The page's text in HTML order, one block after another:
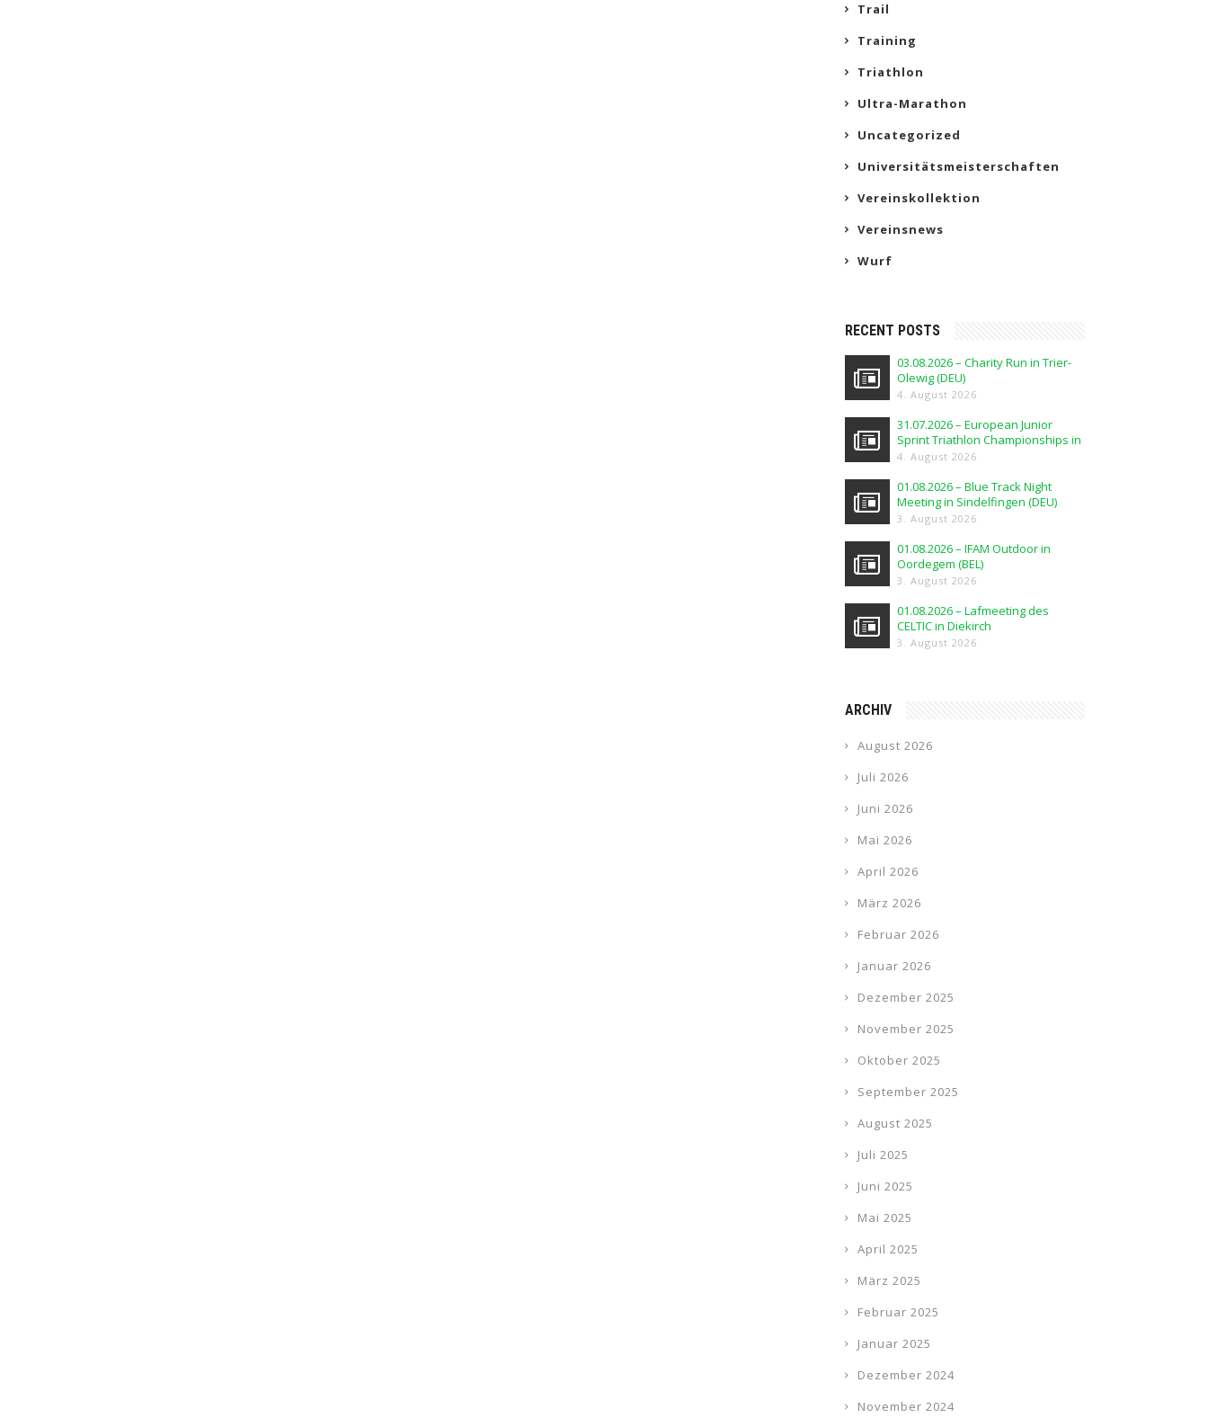
Trail
Training
Triathlon
Ultra-Marathon
Uncategorized
Universitätsmeisterschaften
Vereinskollektion
Vereinsnews
Wurf
RECENT POSTS
03.08.2026 – Charity Run in Trier-
Olewig (DEU)
4. August 2026
31.07.2026 – European Junior
Sprint Triathlon Championships in
Elblag (POL)
4. August 2026
01.08.2026 – Blue Track Night
Meeting in Sindelfingen (DEU)
3. August 2026
01.08.2026 – IFAM Outdoor in
Oordegem (BEL)
3. August 2026
01.08.2026 – Lafmeeting des
CELTIC in Diekirch
3. August 2026
ARCHIV
August 2026
Juli 2026
Juni 2026
Mai 2026
April 2026
März 2026
Februar 2026
Januar 2026
Dezember 2025
November 2025
Oktober 2025
September 2025
August 2025
Juli 2025
Juni 2025
Mai 2025
April 2025
März 2025
Februar 2025
Januar 2025
Dezember 2024
November 2024